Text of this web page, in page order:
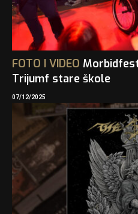
FOTO I VIDEO
Trijumf stare škole
07/12/2025